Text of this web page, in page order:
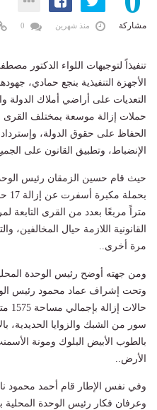
مشاركة منذ شهرين
تنفيذاً لتوجيهات اللواء الدكتور
الأجهزة التنفيذية بنجع حمادي،
التعديات على أراضي أملاك الدولة
حملات إزالة موسعة بمختلف القرى
الحفاظ على حقوق الدولة،
الإنضباط، وتطبيق القانون على
حيث قام حسين الزمقان رئيس
متراً مربعًا بعدد من القرى التابعة
القانونية اللازمة حيال المخالفين،
مرة أخرى..
ومن جهته أوضح رئيس الوحدة
بالطوب الأبيض البلوك ومونة
الأرض..
وفي نفس الإطار قام أحمد محمود